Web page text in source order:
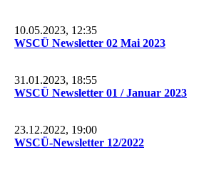
10.05.2023, 12:35
WSCÜ Newsletter 02 Mai 2023
31.01.2023, 18:55
WSCÜ Newsletter 01 / Januar 2023
23.12.2022, 19:00
WSCÜ-Newsletter 12/2022